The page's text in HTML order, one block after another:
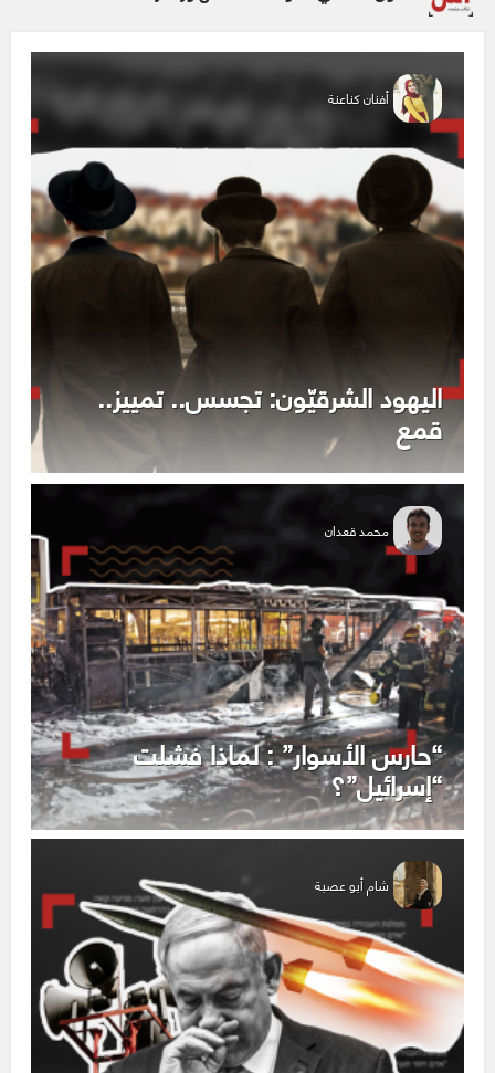
أفنان كناعنة
اليهود الشرقيّون: تجسس.. تمييز..
قمع
محمد قعدان
“حارس الأسوار” : لماذا فشلت
“إسرائيل”؟
شام أبو عصبة